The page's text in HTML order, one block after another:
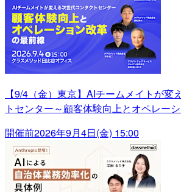
【9/4（金）東京】AIチームメイトが変
トセンター～顧客体験向上とオペレー
開催前2026年9月4日(金) 15:00